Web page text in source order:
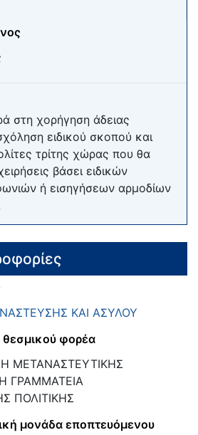
στη χορήγηση άδειας
ειδικού σκοπού και
τρίτης χώρας που θα
βάσει ειδικών
ή εισηγήσεων αρμοδίων
ΚΑΙ ΑΣΥΛΟΥ
φορέα
ΜΕΤΑΝΑΣΤΕΥΤΙΚΗΣ
ΓΡΑΜΜΑΤΕΙΑ
ΠΟΛΙΤΙΚΗΣ
μονάδα εποπτευόμενου